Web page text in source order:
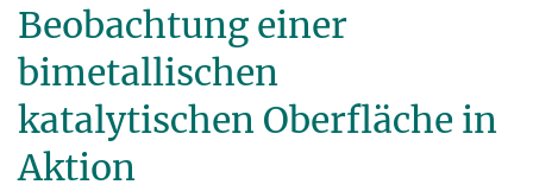
Beobachtung einer
bimetallischen
katalytischen Oberfläche in
Aktion